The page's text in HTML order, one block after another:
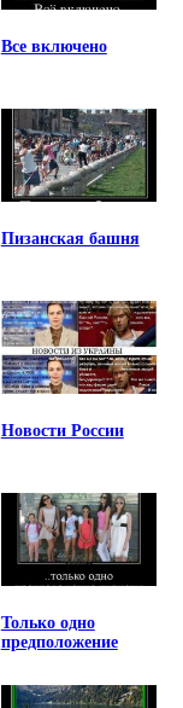
Все включено
Пизанская башня
Новости России
Только одно
предположение